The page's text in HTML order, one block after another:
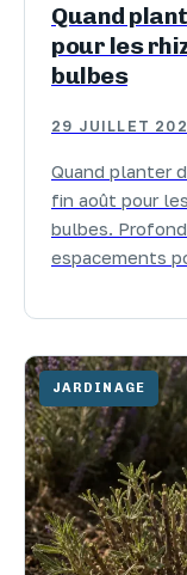
Quand
pour les
bulbes
29 JUILLET
Quand planter
fin août pour
bulbes.
espacements
JARDINAGE